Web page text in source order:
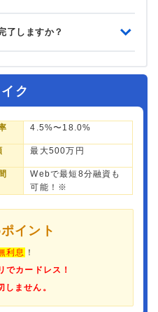
了しますか？
ク
4.5%〜18.0%
最大500万円
Webで最短8分融資も
可能！※
イント
利息
！
でカードレス！
しません。